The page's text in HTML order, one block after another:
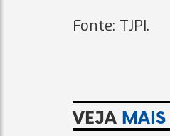
Fonte: TJPI.
VEJA MAIS